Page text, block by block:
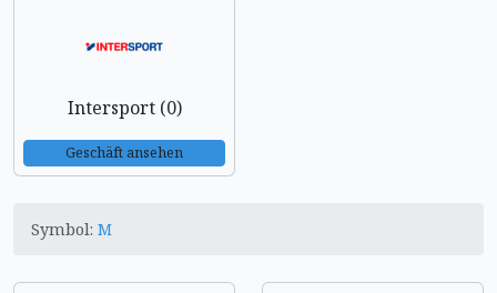
Intersport (0)
Geschäft ansehen
Symbol: M